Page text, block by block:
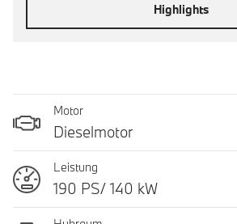
Highlights
Motor
Dieselmotor
Leistung
190 PS/ 140 kW